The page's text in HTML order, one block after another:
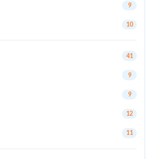
9
10
41
9
9
12
11